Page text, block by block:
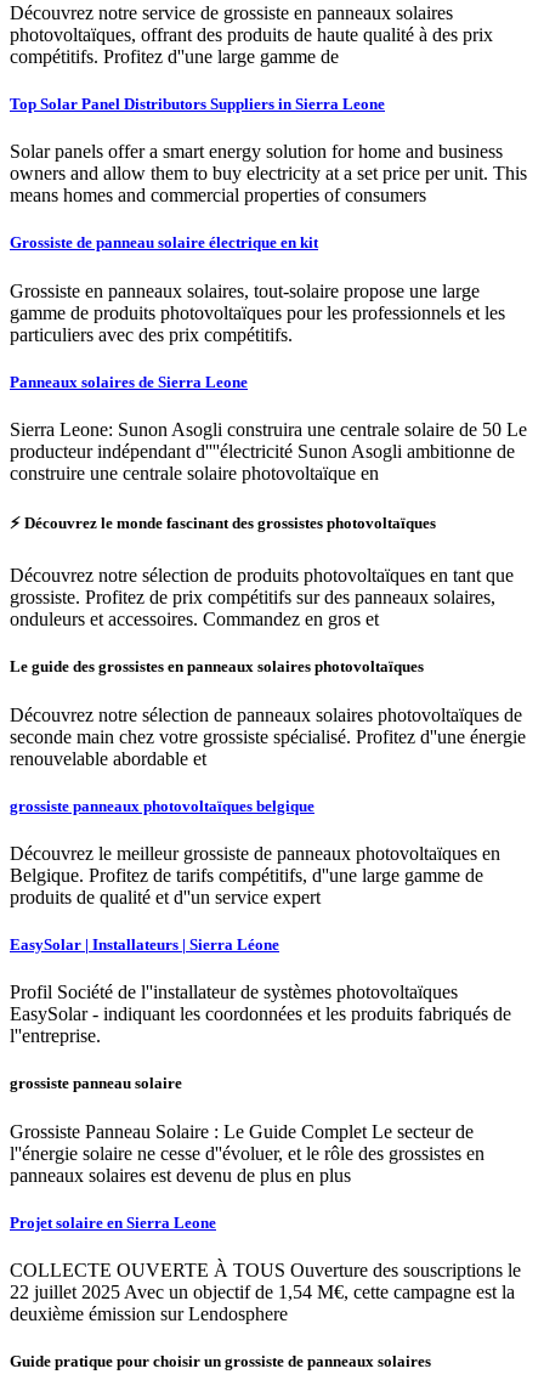
Découvrez notre service de grossiste en panneaux solaires
photovoltaïques, offrant des produits de haute qualité à des prix
compétitifs. Profitez d''une large gamme de
Top Solar Panel Distributors Suppliers in Sierra Leone
Solar panels offer a smart energy solution for home and business
owners and allow them to buy electricity at a set price per unit. This
means homes and commercial properties of consumers
Grossiste de panneau solaire électrique en kit
Grossiste en panneaux solaires, tout-solaire propose une large
gamme de produits photovoltaïques pour les professionnels et les
particuliers avec des prix compétitifs.
Panneaux solaires de Sierra Leone
Sierra Leone: Sunon Asogli construira une centrale solaire de 50 Le
producteur indépendant d''''électricité Sunon Asogli ambitionne de
construire une centrale solaire photovoltaïque en
⚡ Découvrez le monde fascinant des grossistes photovoltaïques
Découvrez notre sélection de produits photovoltaïques en tant que
grossiste. Profitez de prix compétitifs sur des panneaux solaires,
onduleurs et accessoires. Commandez en gros et
Le guide des grossistes en panneaux solaires photovoltaïques
Découvrez notre sélection de panneaux solaires photovoltaïques de
seconde main chez votre grossiste spécialisé. Profitez d''une énergie
renouvelable abordable et
grossiste panneaux photovoltaïques belgique
Découvrez le meilleur grossiste de panneaux photovoltaïques en
Belgique. Profitez de tarifs compétitifs, d''une large gamme de
produits de qualité et d''un service expert
EasySolar | Installateurs | Sierra Léone
Profil Société de l''installateur de systèmes photovoltaïques
EasySolar - indiquant les coordonnées et les produits fabriqués de
l''entreprise.
grossiste panneau solaire
Grossiste Panneau Solaire : Le Guide Complet Le secteur de
l''énergie solaire ne cesse d''évoluer, et le rôle des grossistes en
panneaux solaires est devenu de plus en plus
Projet solaire en Sierra Leone
COLLECTE OUVERTE À TOUS Ouverture des souscriptions le
22 juillet 2025 Avec un objectif de 1,54 M€, cette campagne est la
deuxième émission sur Lendosphere
Guide pratique pour choisir un grossiste de panneaux solaires